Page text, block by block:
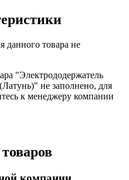
данного товара не
"Электрододержатель
не заполнено, для
к менеджеру компании